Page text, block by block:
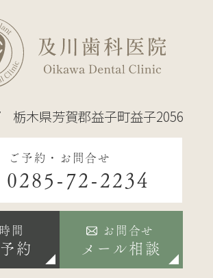
栃木県芳賀郡益子町益子2056
ご予約・お問合せ
0285-72-2234
間
約
お問合せ
メール相談